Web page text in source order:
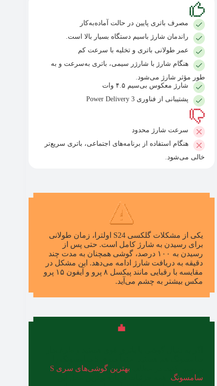
مصرف باتری پایین در حالت آماده‌به‌کار
راندمان شارژ باسیم دستگاه بسیار بالا است.
عمر طولانی باتری و تخلیه با سرعت کم
هنگام شارژ با شارژر سیمی، باتری به‌سرعت و به
طور مؤثر شارژ می‌شود.
شارژ معکوس بی‌سیم ۴.۵ وات
پشتیبانی از فناوری Power Delivery 3
سرعت شارژ محدود
هنگام استفاده از برنامه‌های اجتماعی، باتری سریع‌تر
خالی می‌شود.
یکی از مشکلات گلکسی S24 اولترا، زمان طولانی
برای رسیدن به شارژ کامل است. حتی پس از
رسیدن به ۱۰۰ درصد، گوشی همچنان به مدت چند
دقیقه به دریافت شارژ ادامه می‌دهد. این مشکل در
مقایسه با رقبایی مانند پیکسل ۸ پرو و آیفون ۱۵ پرو
مکس بیشتر به چشم می‌آید.
بهترین گوشی‌های سری S
سامسونگ